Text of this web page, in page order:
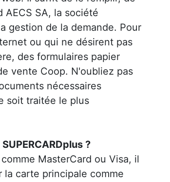
AECS SA, la société
gestion de la demande. Pour
ou qui ne désirent pas
des formulaires papier
vente Coop. N'oubliez pas
nécessaires
soit traitée le plus
?
MasterCard ou Visa, il
la carte principale comme